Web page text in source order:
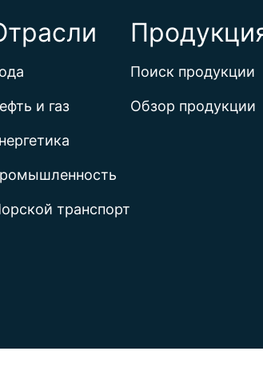
и газ
транспорт
Поиск продукции
Обзор продукции